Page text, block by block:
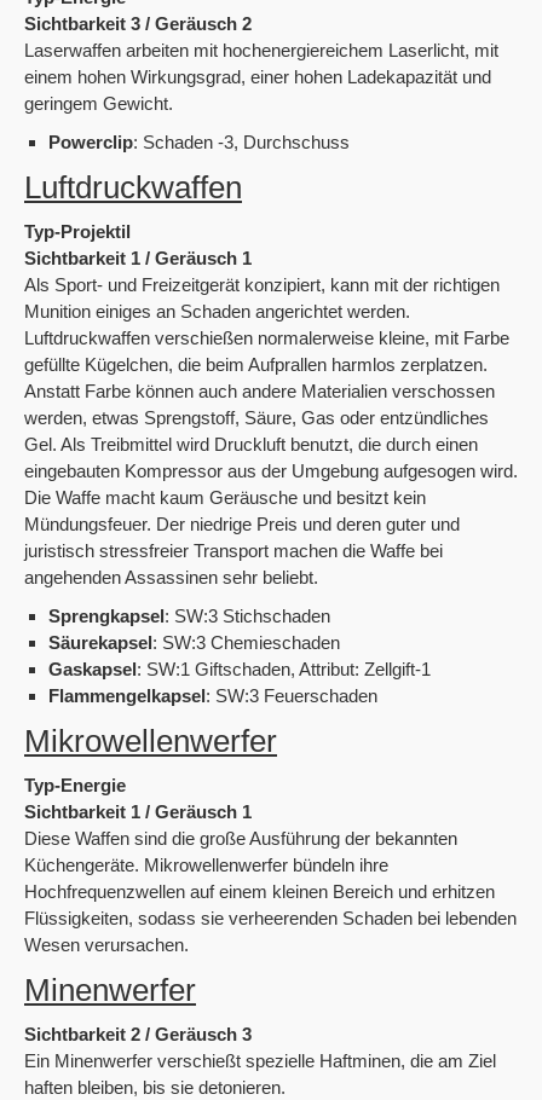
Sichtbarkeit 3 / Geräusch 2
Laserwaffen arbeiten mit hochenergiereichem Laserlicht, mit
einem hohen Wirkungsgrad, einer hohen Ladekapazität und
geringem Gewicht.
Powerclip: Schaden -3, Durchschuss
Luftdruckwaffen
Typ-Projektil
Sichtbarkeit 1 / Geräusch 1
Als Sport- und Freizeitgerät konzipiert, kann mit der richtigen
Munition einiges an Schaden angerichtet werden.
Luftdruckwaffen verschießen normalerweise kleine, mit Farbe
gefüllte Kügelchen, die beim Aufprallen harmlos zerplatzen.
Anstatt Farbe können auch andere Materialien verschossen
werden, etwas Sprengstoff, Säure, Gas oder entzündliches
Gel. Als Treibmittel wird Druckluft benutzt, die durch einen
eingebauten Kompressor aus der Umgebung aufgesogen wird.
Die Waffe macht kaum Geräusche und besitzt kein
Mündungsfeuer. Der niedrige Preis und deren guter und
juristisch stressfreier Transport machen die Waffe bei
angehenden Assassinen sehr beliebt.
Sprengkapsel: SW:3 Stichschaden
Säurekapsel: SW:3 Chemieschaden
Gaskapsel: SW:1 Giftschaden, Attribut: Zellgift-1
Flammengelkapsel: SW:3 Feuerschaden
Mikrowellenwerfer
Typ-Energie
Sichtbarkeit 1 / Geräusch 1
Diese Waffen sind die große Ausführung der bekannten
Küchengeräte. Mikrowellenwerfer bündeln ihre
Hochfrequenzwellen auf einem kleinen Bereich und erhitzen
Flüssigkeiten, sodass sie verheerenden Schaden bei lebenden
Wesen verursachen.
Minenwerfer
Sichtbarkeit 2 / Geräusch 3
Ein Minenwerfer verschießt spezielle Haftminen, die am Ziel
haften bleiben, bis sie detonieren.